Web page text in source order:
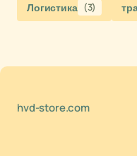
Логистика (3)
hvd-store.com